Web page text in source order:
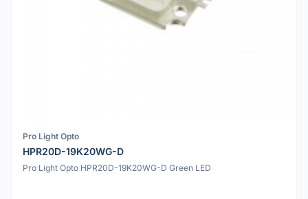
Pro Light Opto
HPR20D-19K20WG-D
Pro Light Opto HPR20D-19K20WG-D Green LED